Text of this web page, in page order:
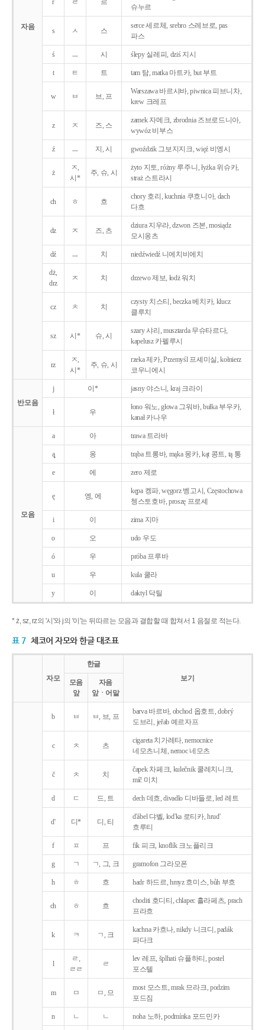
자음
r ㄹ 르
슈누르
s ㅅ 스
serce 세르체, srebro 스레브로, pas
파스
ś ㅡ 시 ślepy 실레피, dziś 지시
t ㅌ 트 tam 탐, matka 마트카, but 부트
w ㅂ 브, 프
Warszawa 바르샤바, piwnica 피브니차,
krew 크레프
z ㅈ 즈, 스
zamek 자메크, zbrodnia 즈브로드니아,
wywóz 비부스
ź ㅡ 지, 시 gwoździk 그보지지크, więź 비엥시
ż
ㅈ,
시*
주, 슈, 시
żyto 지토, różny 루주니, łyżka 위슈카,
straż 스트라시
ch ㅎ 흐
chory 호리, kuchnia 쿠흐니아, dach
다흐
dz ㅈ 즈, 츠
dziura 지우라, dzwon 즈본, mosiądz
모시옹츠
dź ㅡ 치 niedźwiedź 니에치비에치
dż,
drz
ㅈ 치 drzewo 제보, łodż 워치
cz ㅊ 치
czysty 치스티, beczka 베치카, klucz
클루치
sz 시* 슈, 시
szary 샤리, musztarda 무슈타르다,
kapelusz 카펠루시
rz
ㅈ,
시*
주, 슈, 시
rzeka 제카, Przemyśl 프셰미실, kołnierz
코우니에시
반모음
j 이* jasny 야스니, kraj 크라이
ł 우
łono 워노, głowa 그워바, bułka 부우카,
kanał 카나우
모음
a 아 trawa 트라바
ą̨ 옹 trąba 트롱바, mąka 몽카, kąt 콩트, tą 통
e 에 zero 제로
ę 엥, 에
kępa 켕파, węgorz 벵고시, Częstochowa
쳉스토호바, proszę 프로셰
i 이 zima 지마
o 오 udo 우도
ó 우 próba 프루바
u 우 kula 쿨라
y 이 daktyl 닥틸
* ż, sz, rz의 '시'와 j의 '이'는 뒤따르는 모음과 결합할 때 합쳐서 1 음절로 적는다.
표 7 체코어 자모와 한글 대조표
자모
한글
보기
모음
앞
자음
앞ㆍ어말
b ㅂ ㅂ, 브, 프
barva 바르바, obchod 옵호트, dobrý
도브리, jeřab 예르자프
c ㅊ 츠
cigareta 치가레타, nemocnice
네모츠니체, nemoc 네모츠
č ㅊ 치
čapek 차페크, kulečnik 쿨레치니크,
míč 미치
d ㄷ 드, 트 dech 데흐, divadlo 디바들로, led 레트
d' 디* 디, 티
d'ábel 댜벨, lod'ka 로티카, hrud'
흐루티
f ㅍ 프 fík 피크, knoflík 크노플리크
g ㄱ ㄱ, 그, 크 gramofon 그라모폰
h ㅎ 흐 hadr 하드르, hmyz 흐미스, bůh 부흐
ch ㅎ 흐
choditi 호디티, chlapec 흘라페츠, prach
프라흐
k ㅋ ㄱ, 크
kachna 카흐나, nikdy 니크디, padák
파다크
l
ㄹ,
ㄹㄹ
ㄹ
lev 레프, šplhati 슈플하티, postel
포스텔
m ㅁ ㅁ, 므
most 모스트, mrak 므라크, podzim
포드짐
n ㄴ ㄴ noha 노하, podmínka 포드민카